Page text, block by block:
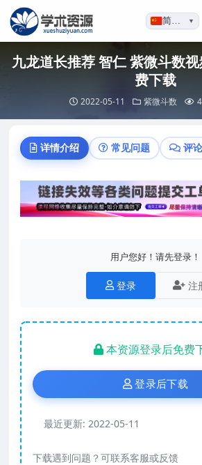
简体…▼
九龙道长推荐 智仁 紫微斗数
费下载
2022-05-11 紫微斗数
详情介绍 常见问题 评
用户您好！请先登录！
登录 注
本资源登录后免费
登录后下载
最近更新: 2022-05-11
下载遇到问题？可联系客服或反馈